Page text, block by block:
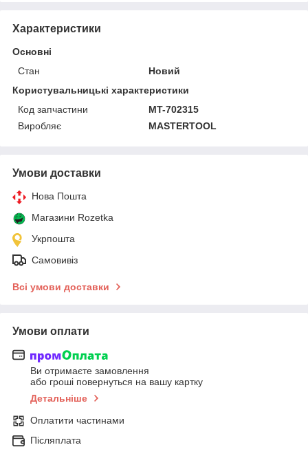
Характеристики
Основні
Стан
Новий
Користувальницькі характеристики
Код запчастини
MT-702315
Виробляє
MASTERTOOL
Умови доставки
Нова Пошта
Магазини Rozetka
Укрпошта
Самовивіз
Всі умови доставки
Умови оплати
Ви отримаєте замовлення
або гроші повернуться на вашу картку
Детальніше
Оплатити частинами
Післяплата